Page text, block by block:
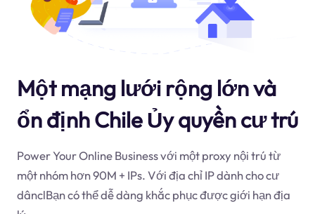
Một mạng lưới rộng lớn và
ổn định Chile Ủy quyền cư trú
Power Your Online Business với một proxy nội trú từ
một nhóm hơn 90M + IPs. Với địa chỉ IP dành cho cư
dânclBạn có thể dễ dàng khắc phục được giới hạn địa